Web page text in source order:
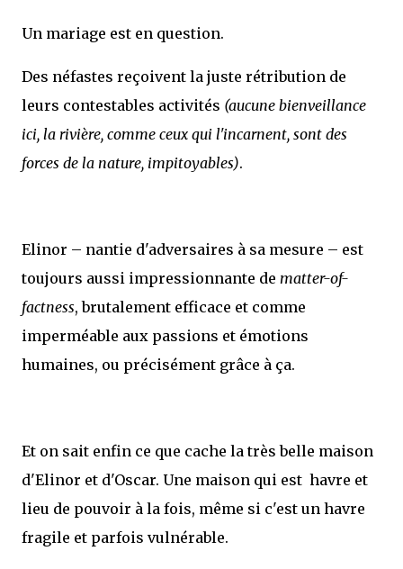
Un mariage est en question.
Des néfastes reçoivent la juste rétribution de
leurs contestables activités (aucune bienveillance
ici, la rivière, comme ceux qui l'incarnent, sont des
forces de la nature, impitoyables).
Elinor – nantie d'adversaires à sa mesure – est
toujours aussi impressionnante de matter-of-
factness, brutalement efficace et comme
imperméable aux passions et émotions
humaines, ou précisément grâce à ça.
Et on sait enfin ce que cache la très belle maison
d'Elinor et d'Oscar. Une maison qui est havre et
lieu de pouvoir à la fois, même si c'est un havre
fragile et parfois vulnérable.